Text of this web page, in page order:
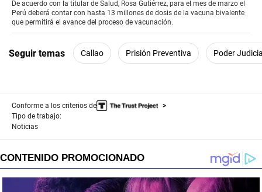
1
minute,
52
De acuerdo con la titular de Salud, Rosa Gutiérrez, para el mes de marzo el
Perú deberá contar con hasta 13 millones de dosis de la vacuna bivalente
que permitirá el avance del proceso de vacunación.
Seguir temas Callao Prisión Preventiva Poder
Conforme a los criterios de
Tipo de trabajo:
Noticias